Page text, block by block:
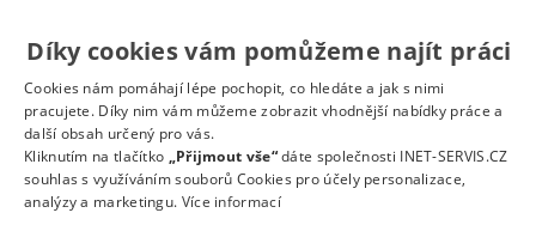
Strojírenství
Technika a elektrotechnika
Tvůrčí práce a design
Výroba
Vzdělávání a školství
Zdravotnictví
Zemědělství, lesnictví a vodní hospodářství
Díky cookies vám pomůžeme najít práci
Cookies nám pomáhají lépe pochopit, co hledáte a jak s nimi
pracujete. Díky nim vám můžeme zobrazit vhodnější nabídky práce a
další obsah určený pro vás.
Kliknutím na tlačítko „Přijmout vše“dáte společnosti INET-SERVIS.CZ
souhlas s využíváním souborů Cookies pro účely personalizace,
analýzy a marketingu. Více informací